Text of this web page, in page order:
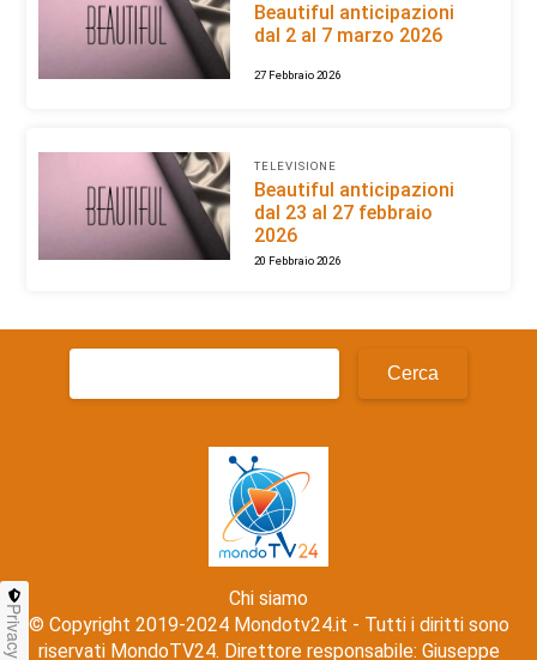
Beautiful anticipazioni
dal 2 al 7 marzo 2026
27 Febbraio 2026
TELEVISIONE
Beautiful anticipazioni
dal 23 al 27 febbraio
2026
20 Febbraio 2026
Ricerca
Chi siamo
© Copyright 2019-2024 Mondotv24.it - Tutti i diritti sono
riservati MondoTV24. Direttore responsabile: Giuseppe
Privacy